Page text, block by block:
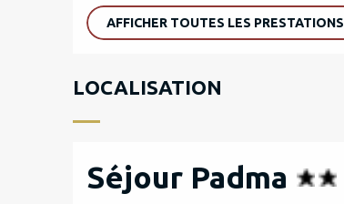
AFFICHER TOUTES LES PRESTATIONS
LOCALISATION
Séjour Padma